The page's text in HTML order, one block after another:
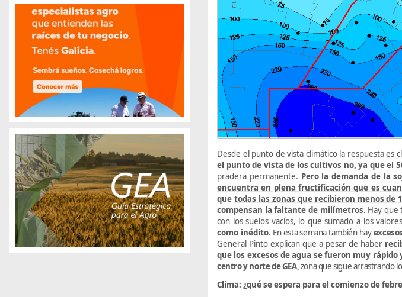
Desde el punto de vista climático la respuesta es
el punto de vista de los cultivos no, ya que el
pradera permanente. Pero la demanda de la
encuentra en plena fructificación que es
que todas las zonas que recibieron menos
compensan la faltante de milímetros. Hay que
con los suelos vacíos, lo que sumado a los
como inédito. En esta semana también hay
General Pinto explican que a pesar de haber
que los excesos de agua se fueron muy
centro y norte de GEA,zonaque sigue arrastrando
Clima: ¿qué se espera para el comienzo de